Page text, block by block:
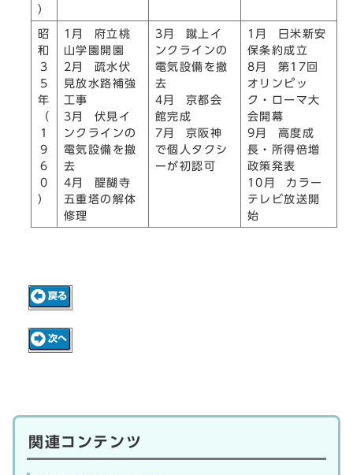
）
昭
和
3
5
年
（
1
9
6
0
）
1月 府立桃
山学園開園
2月 疏水伏
見放水路補強
工事
3月 伏見イ
ンクラインの
電気設備を撤
去
4月 醍醐寺
五重塔の解体
修理
3月 蹴上イ
ンクラインの
電気設備を撤
去
4月 京都会
館完成
7月 京阪神
で個人タクシ
ーが初認可
1月 日米新安
保条約成立
8月 第17回
オリンピッ
ク・ローマ大
会開幕
9月 高度成
長・所得倍増
政策発表
10月 カラー
テレビ放送開
始
関連コンテンツ